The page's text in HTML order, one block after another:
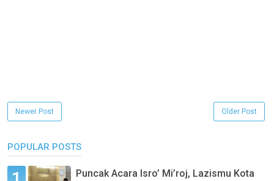
Newer Post Older Post
POPULAR POSTS
Puncak Acara Isro’ Mi’roj, Lazismu Kota